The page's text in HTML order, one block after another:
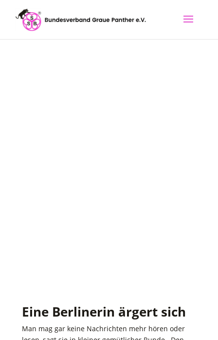
Eine Berlinerin ärgert sich
Man mag gar keine Nachrichten mehr hören oder